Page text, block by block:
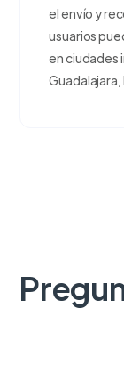
el envío y
usuarios
en ciudades